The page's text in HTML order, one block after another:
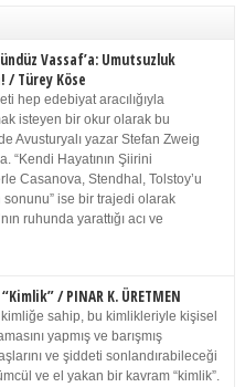
Vassaf’a: Umutsuzluk
/ Türey Köse
hep edebiyat aracılığıyla
isteyen bir okur olarak bu
Avusturyalı yazar Stefan Zweig
“Kendi Hayatının Şiirini
Casanova, Stendhal, Tolstoy’u
sonunu” ise bir trajedi olarak
ruhunda yarattığı acı ve
/ PINAR K. ÜRETMEN
sahip, bu kimlikleriyle kişisel
yapmış ve barışmış
ve şiddeti sonlandırabileceği
ve el yakan bir kavram “kimlik”.